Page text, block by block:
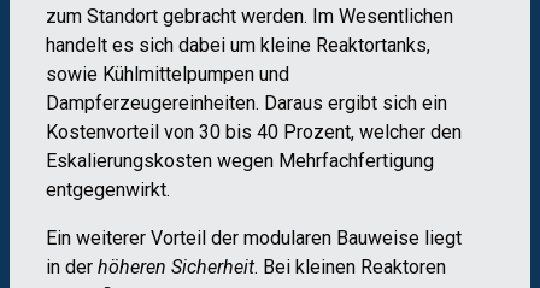
zum Standort gebracht werden. Im Wesentlichen
handelt es sich dabei um kleine Reaktortanks,
sowie Kühlmittelpumpen und
Dampferzeugereinheiten. Daraus ergibt sich ein
Kostenvorteil von 30 bis 40 Prozent, welcher den
Eskalierungskosten wegen Mehrfachfertigung
entgegenwirkt.
Ein weiterer Vorteil der modularen Bauweise liegt
in der höheren Sicherheit. Bei kleinen Reaktoren